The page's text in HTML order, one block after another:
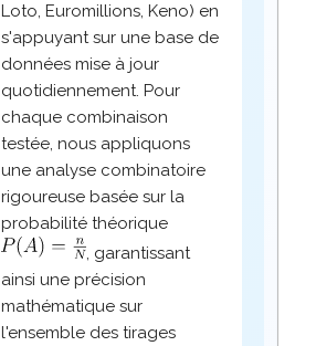
Loto, Euromillions, Keno) en
s'appuyant sur une base de
données mise à jour
quotidiennement. Pour
chaque combinaison
testée, nous appliquons
une analyse combinatoire
rigoureuse basée sur la
probabilité théorique
, garantissant
ainsi une précision
mathématique sur
l'ensemble des tirages